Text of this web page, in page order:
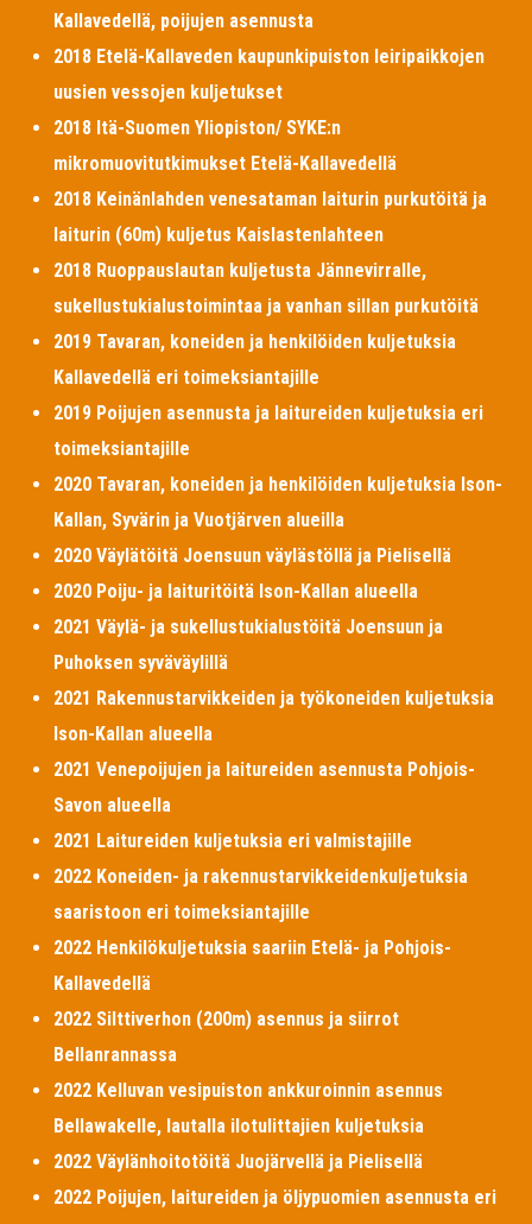
Kallavedellä, poijujen asennusta
2018 Etelä-Kallaveden kaupunkipuiston leiripaikkojen
uusien vessojen kuljetukset
2018 Itä-Suomen Yliopiston/ SYKE:n
mikromuovitutkimukset Etelä-Kallavedellä
2018 Keinänlahden venesataman laiturin purkutöitä ja
laiturin (60m) kuljetus Kaislastenlahteen
2018 Ruoppauslautan kuljetusta Jännevirralle,
sukellustukialustoimintaa ja vanhan sillan purkutöitä
2019 Tavaran, koneiden ja henkilöiden kuljetuksia
Kallavedellä eri toimeksiantajille
2019 Poijujen asennusta ja laitureiden kuljetuksia eri
toimeksiantajille
2020 Tavaran, koneiden ja henkilöiden kuljetuksia Ison-
Kallan, Syvärin ja Vuotjärven alueilla
2020 Väylätöitä Joensuun väylästöllä ja Pielisellä
2020 Poiju- ja laituritöitä Ison-Kallan alueella
2021 Väylä- ja sukellustukialustöitä Joensuun ja
Puhoksen syväväylillä
2021 Rakennustarvikkeiden ja työkoneiden kuljetuksia
Ison-Kallan alueella
2021 Venepoijujen ja laitureiden asennusta Pohjois-
Savon alueella
2021 Laitureiden kuljetuksia eri valmistajille
2022 Koneiden- ja rakennustarvikkeidenkuljetuksia
saaristoon eri toimeksiantajille
2022 Henkilökuljetuksia saariin Etelä- ja Pohjois-
Kallavedellä
2022 Silttiverhon (200m) asennus ja siirrot
Bellanrannassa
2022 Kelluvan vesipuiston ankkuroinnin asennus
Bellawakelle, lautalla ilotulittajien kuljetuksia
2022 Väylänhoitotöitä Juojärvellä ja Pielisellä
2022 Poijujen, laitureiden ja öljypuomien asennusta eri